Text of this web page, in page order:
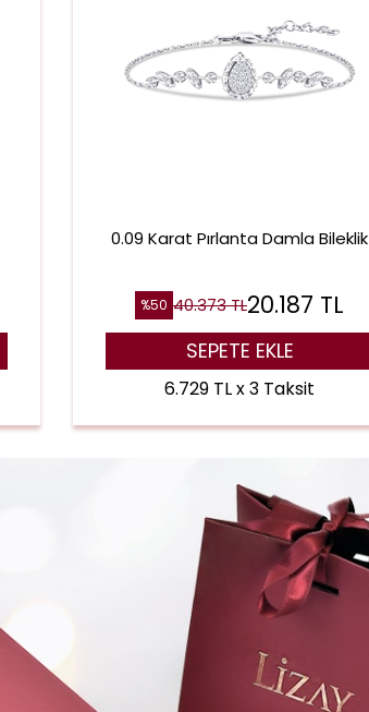
0.09 Karat Pırlanta Damla Bileklik
%50 40.373TL20.187 TL
SEPETE EKLE
6.729 TL x 3 Taksit